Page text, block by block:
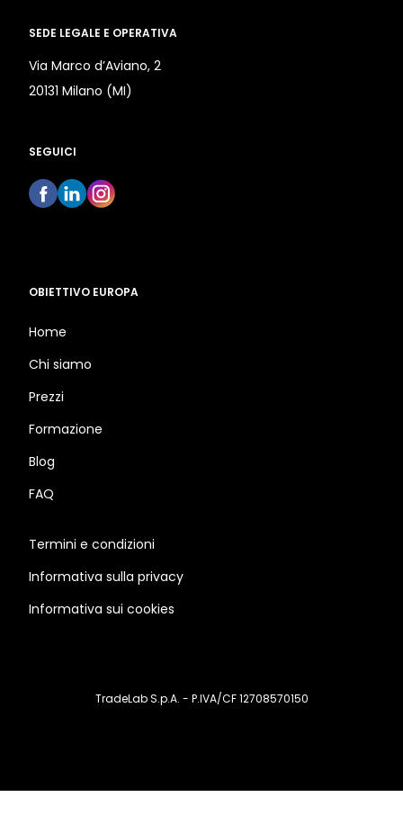
SEDE LEGALE E OPERATIVA
Via Marco d’Aviano, 2
20131 Milano (MI)
SEGUICI
OBIETTIVO EUROPA
Home
Chi siamo
Prezzi
Formazione
Blog
FAQ
Termini e condizioni
Informativa sulla privacy
Informativa sui cookies
TradeLab S.p.A. - P.IVA/CF 12708570150